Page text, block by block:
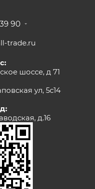
90
trade.ru
шоссе, д 71
ул, 5с14
д.16